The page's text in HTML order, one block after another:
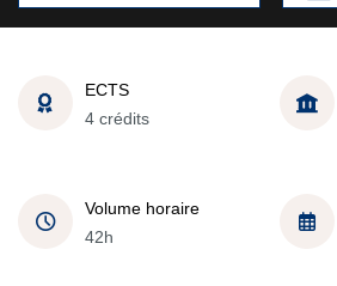
ECTS
4 crédits
Volume horaire
42h